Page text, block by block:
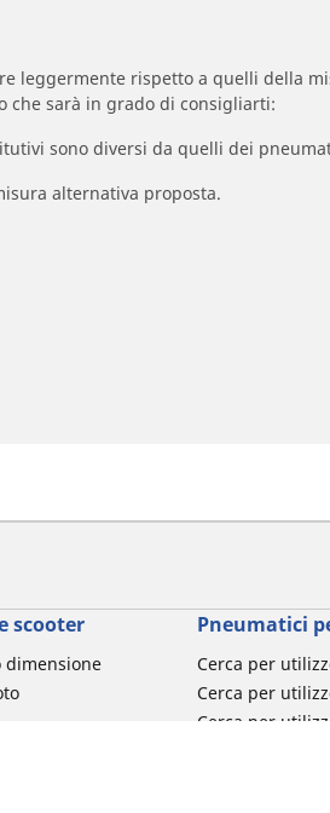
leggermente rispetto a quelli della
che sarà in grado di consigliarti:
sono diversi da quelli dei
alternativa proposta.
scooter
dimensione
Pneumatici
Cerca per
Cerca per
Cerca per